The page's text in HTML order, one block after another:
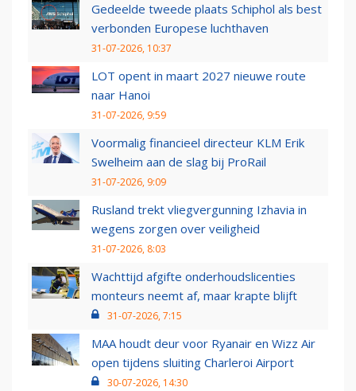
Gedeelde tweede plaats Schiphol als best
verbonden Europese luchthaven
31-07-2026, 10:37
LOT opent in maart 2027 nieuwe route
naar Hanoi
31-07-2026, 9:59
Voormalig financieel directeur KLM Erik
Swelheim aan de slag bij ProRail
31-07-2026, 9:09
Rusland trekt vliegvergunning Izhavia in
wegens zorgen over veiligheid
31-07-2026, 8:03
Wachttijd afgifte onderhoudslicenties
monteurs neemt af, maar krapte blijft
31-07-2026, 7:15
MAA houdt deur voor Ryanair en Wizz Air
open tijdens sluiting Charleroi Airport
30-07-2026, 14:30